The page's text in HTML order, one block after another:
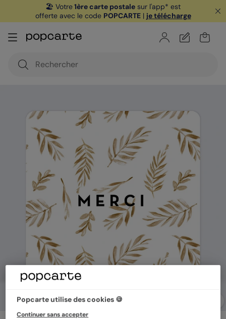
🏖️ Votre1ère carte postale sur l'app* est
offerte avec le code POPCARTE| je télécharge
Popcarte utilise des cookies 🍪
Continuer sans accepter